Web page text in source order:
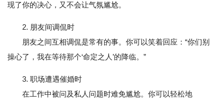
现了你的决心，又不会让气氛尴尬。
2. 朋友间调侃时
朋友之间互相调侃是常有的事。你可以笑着回应：“你们别
操心了，我在等待那个‘命定之人’的降临。”
3. 职场遭遇催婚时
在工作中被问及私人问题时难免尴尬。你可以轻松地